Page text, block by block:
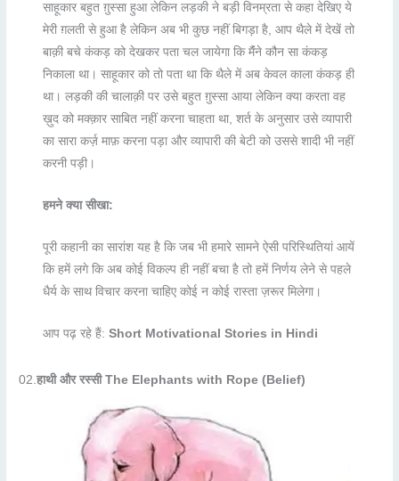
साहूकार बहुत ग़ुस्सा हुआ लेकिन लड़की ने बड़ी विनम्रता से कहा देखिए ये
मेरी ग़लती से हुआ है लेकिन अब भी कुछ नहीं बिगड़ा है, आप थैले में देखें तो
बाक़ी बचे कंकड़ को देखकर पता चल जायेगा कि मैंंने कौन सा कंकड़
निकाला था। साहूकार को तो पता था कि थैले में अब केवल काला कंकड़ ही
था। लड़की की चालाक़ी पर उसे बहुत ग़ुस्सा आया लेकिन क्या करता वह
ख़ुद को मक्क़ार साबित नहीं करना चाहता था, शर्त के अनुसार उसे व्यापारी
का सारा कर्ज़ माफ़ करना पड़ा और व्यापारी की बेटी को उससे शादी भी नहीं
करनी पड़ी।
हमने क्या सीखा:
पूरी कहानी का सारांश यह है कि जब भी हमारे सामने ऐसी परिस्थितियां आयें
कि हमें लगे कि अब कोई विकल्प ही नहीं बचा है तो हमें निर्णय लेने से पहले
धैर्य के साथ विचार करना चाहिए कोई न कोई रास्ता ज़रूर मिलेगा।
आप पढ़ रहे हैं:Short Motivational Stories in Hindi
02.हाथी और रस्सी The Elephants with Rope (Belief)